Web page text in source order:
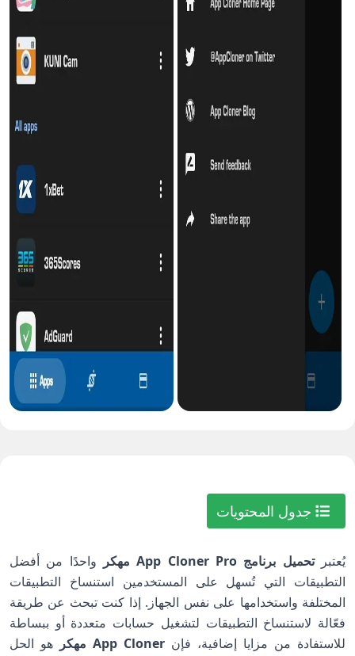
جدول المحتويات
يُعتبرتحميل برنامج App Cloner Pro مهكر
واحدًا من أفضل
التطبيقات التي تُسهل على المستخدمين استنساخ التطبيقات
المختلفة واستخدامها على نفس الجهاز. إذا كنت تبحث عن طريقة
فعّالة لاستنساخ التطبيقات لتشغيل حسابات متعددة أو ببساطة
للاستفادة من مزايا إضافية، فإن App Cloner مهكر
هو الحل